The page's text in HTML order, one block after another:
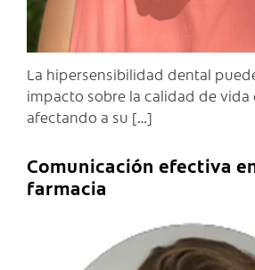
La hipersensibilidad dental
impacto sobre la calidad de vida
afectando a su […]
Comunicación efectiva
farmacia